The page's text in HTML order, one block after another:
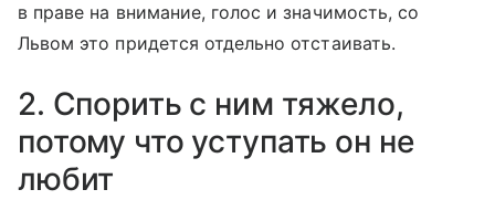
в праве на внимание, голос и значимость, со
Львом это придется отдельно отстаивать.
2. Спорить с ним тяжело,
потому что уступать он не
любит